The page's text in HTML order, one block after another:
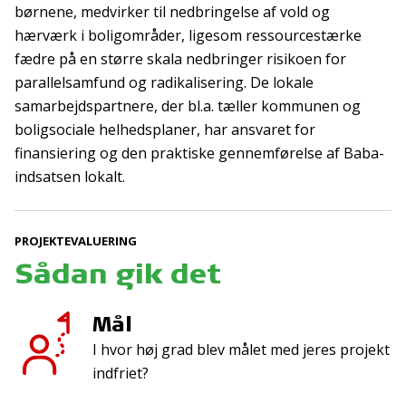
børnene, medvirker til nedbringelse af vold og
hærværk i boligområder, ligesom ressourcestærke
fædre på en større skala nedbringer risikoen for
parallelsamfund og radikalisering. De lokale
samarbejdspartnere, der bl.a. tæller kommunen og
boligsociale helhedsplaner, har ansvaret for
finansiering og den praktiske gennemførelse af Baba-
indsatsen lokalt.
PROJEKTEVALUERING
Sådan gik det
Mål
I hvor høj grad blev målet med jeres projekt
indfriet?
Tilmeld nyhedsbrev
De seneste nyheder om TrygFondens og TryghedsGruppens
aktiviteter direkte i din indbakke.
Tilmeld
Kontakt
TrygFonden
T: 45 26 08 00
info@trygfonden.dk
TryghedsGruppen
T:45 26 08 26
info@tryghedsgruppen.dk
Adresse